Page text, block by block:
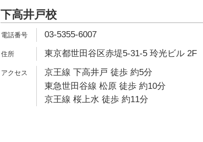
下高井戸校
03-5355-6007
東京都世田谷区赤堤5-31-5 玲光ビル 2F
京王線 下高井戸 徒歩 約5分
東急世田谷線 松原 徒歩 約10分
京王線 桜上水 徒歩 約11分